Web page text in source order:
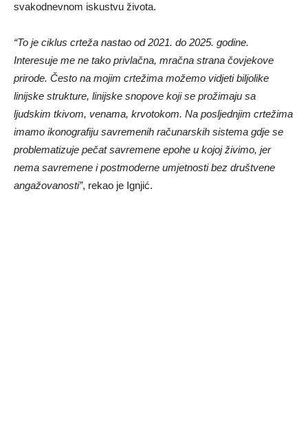
svakodnevnom iskustvu života.
“To je ciklus crteža nastao od 2021. do 2025. godine.
Interesuje me ne tako privlačna, mračna strana čovjekove
prirode. Često na mojim crtežima možemo vidjeti biljolike
linijske strukture, linijske snopove koji se prožimaju sa
ljudskim tkivom, venama, krvotokom. Na posljednjim crtežima
imamo ikonografiju savremenih računarskih sistema gdje se
problematizuje pečat savremene epohe u kojoj živimo, jer
nema savremene i postmoderne umjetnosti bez društvene
angažovanosti”, rekao je Ignjić.